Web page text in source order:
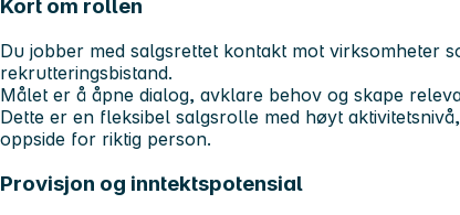
Kort om rollen
Du jobber med salgsrettet kontakt mot virksomheter
rekrutteringsbistand.
Målet er å åpne dialog, avklare behov og skape
Dette er en fleksibel salgsrolle med høyt
oppside for riktig person.
Provisjon og inntektspotensial